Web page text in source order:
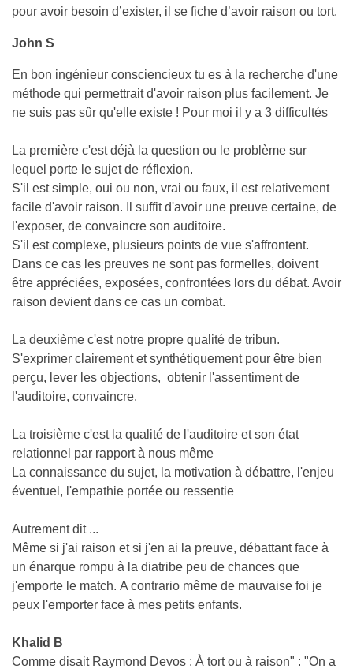
pour avoir besoin d’exister, il se fiche d’avoir raison ou tort.
John S
En bon ingénieur consciencieux tu es à la recherche d'une
méthode qui permettrait d'avoir raison plus facilement. Je
ne suis pas sûr qu'elle existe ! Pour moi il y a 3 difficultés
La première c'est déjà la question ou le problème sur
lequel porte le sujet de réflexion.
S'il est simple, oui ou non, vrai ou faux, il est relativement
facile d'avoir raison. Il suffit d'avoir une preuve certaine, de
l'exposer, de convaincre son auditoire.
S'il est complexe, plusieurs points de vue s'affrontent.
Dans ce cas les preuves ne sont pas formelles, doivent
être appréciées, exposées, confrontées lors du débat. Avoir
raison devient dans ce cas un combat.
La deuxième c'est notre propre qualité de tribun.
S'exprimer clairement et synthétiquement pour être bien
perçu, lever les objections, obtenir l'assentiment de
l'auditoire, convaincre.
La troisième c'est la qualité de l'auditoire et son état
relationnel par rapport à nous même
La connaissance du sujet, la motivation à débattre, l'enjeu
éventuel, l'empathie portée ou ressentie
Autrement dit ...
Même si j'ai raison et si j'en ai la preuve, débattant face à
un énarque rompu à la diatribe peu de chances que
j'emporte le match. A contrario même de mauvaise foi je
peux l'emporter face à mes petits enfants.
Khalid B
Comme disait Raymond Devos : À tort ou à raison" : "On a